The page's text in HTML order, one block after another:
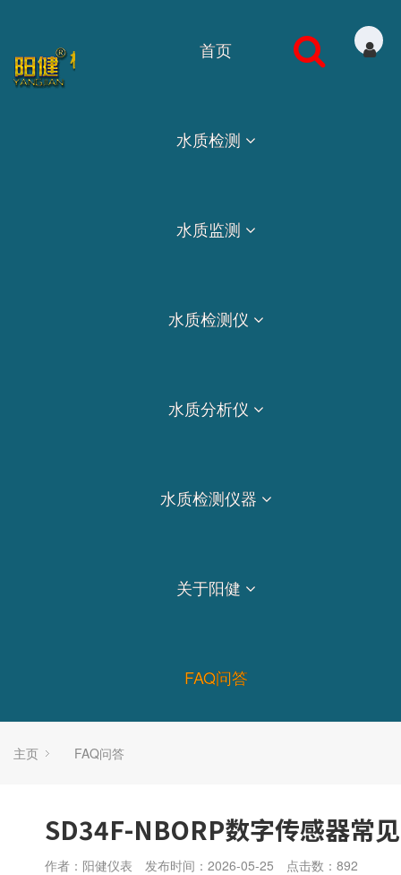
首页
水质检测
水质监测
水质检测仪
水质分析仪
水质检测仪器
关于阳健
FAQ问答
主页 FAQ问答
SD34F-NBORP数字传感器常
作者：阳健仪表 发布时间：2026-05-25 点击数： 892